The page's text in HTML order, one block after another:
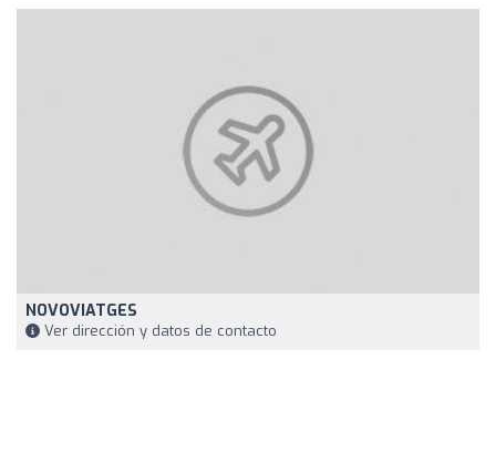
NOVOVIATGES
Ver dirección y datos de contacto